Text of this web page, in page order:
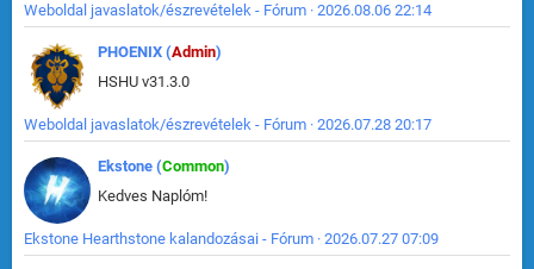
Weboldal javaslatok/észrevételek - Fórum · 2026.08.06 22:14
PHOENIX (Admin)
HSHU v31.3.0
Weboldal javaslatok/észrevételek - Fórum · 2026.07.28 20:17
Ekstone (Common)
Kedves Naplóm!
Ekstone Hearthstone kalandozásai - Fórum · 2026.07.27 07:09